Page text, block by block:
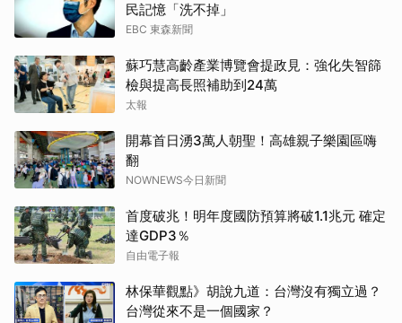
民記憶「洗不掉」
EBC 東森新聞
蘇巧慧高齡產業博覽會提政見：強化失智篩
檢與提高長照補助到24萬
太報
開幕首日湧3萬人朝聖！高雄親子樂園區嗨
翻
NOWNEWS今日新聞
首度破兆！明年度國防預算將破1.1兆元 確定
達GDP3％
自由電子報
林保華觀點》胡說九道：台灣沒有獨立過？
台灣從來不是一個國家？